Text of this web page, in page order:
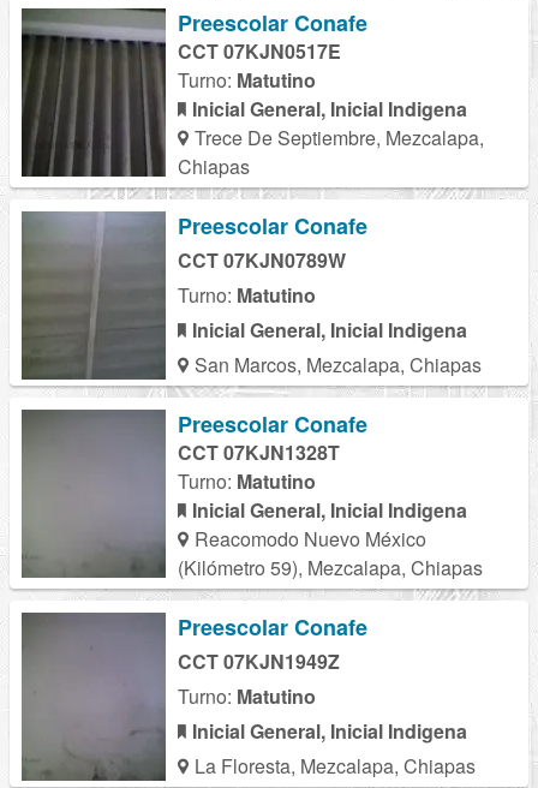
Preescolar Conafe
CCT 07KJN0517E
Turno: Matutino
Inicial General, Inicial Indigena
Trece De Septiembre, Mezcalapa,
Chiapas
Preescolar Conafe
CCT 07KJN0789W
Turno: Matutino
Inicial General, Inicial Indigena
San Marcos, Mezcalapa, Chiapas
Preescolar Conafe
CCT 07KJN1328T
Turno: Matutino
Inicial General, Inicial Indigena
Reacomodo Nuevo México
(Kilómetro 59), Mezcalapa, Chiapas
Preescolar Conafe
CCT 07KJN1949Z
Turno: Matutino
Inicial General, Inicial Indigena
La Floresta, Mezcalapa, Chiapas